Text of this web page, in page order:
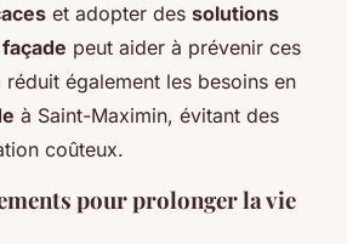
et adopter des solutions
peut aider à prévenir ces
également les besoins en
à Saint-Maximin, évitant des
coûteux.
pour prolonger la vie